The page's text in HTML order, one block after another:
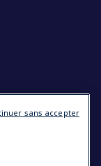
sans accepter